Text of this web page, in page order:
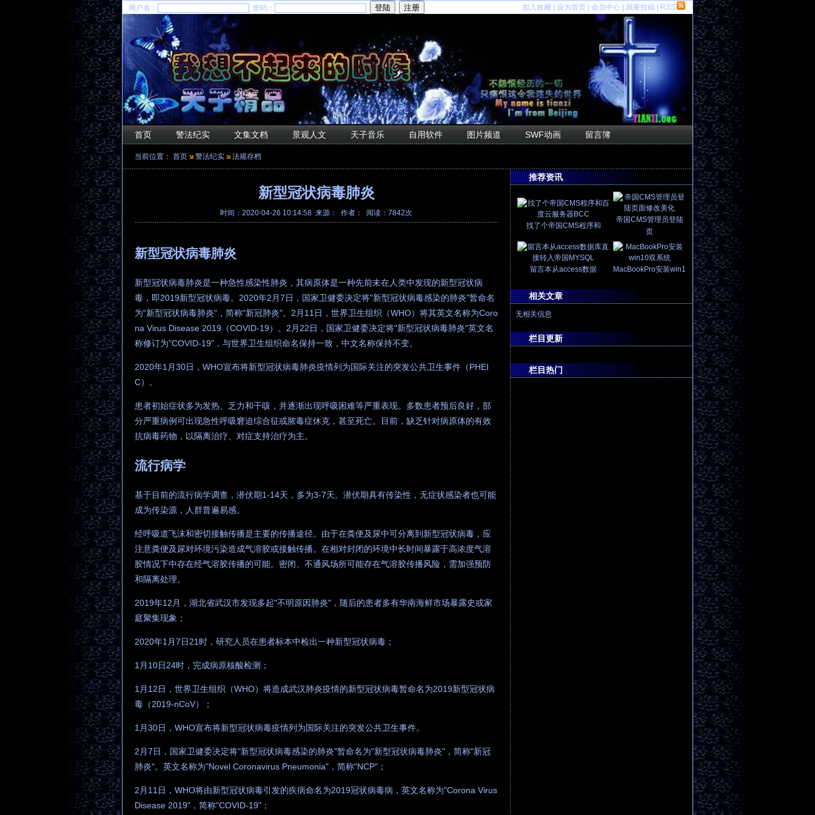
用户名： 密码： 加入收藏 设为首页 会员中心 我要投稿 RSS
首页 警法纪实 文集文档 景观人文 天子音乐 自用软件 图片频道 SWF动画 留言簿
当前位置： 首页 警法纪实 法规存档
新型冠状病毒肺炎
时间：2020-04-26 10:14:58 来源： 作者： 阅读：7842次
新型冠状病毒肺炎
新型冠状病毒肺炎是一种急性感染性肺炎，其病原体是一种先前未在人类中发现的新型冠状病
毒，即2019新型冠状病毒。2020年2月7日，国家卫健委决定将"新型冠状病毒感染的肺炎"暂命名
为"新型冠状病毒肺炎"，简称"新冠肺炎"。2月11日，世界卫生组织（WHO）将其英文名称为Coro
na Virus Disease 2019（COVID-19）。2月22日，国家卫健委决定将"新型冠状病毒肺炎"英文名
称修订为"COVID-19"，与世界卫生组织命名保持一致，中文名称保持不变。
2020年1月30日，WHO宣布将新型冠状病毒肺炎疫情列为国际关注的突发公共卫生事件（PHEI
C）。
患者初始症状多为发热、乏力和干咳，并逐渐出现呼吸困难等严重表现。多数患者预后良好，部
分严重病例可出现急性呼吸窘迫综合征或脓毒症休克，甚至死亡。目前，缺乏针对病原体的有效
抗病毒药物，以隔离治疗、对症支持治疗为主。
流行病学
基于目前的流行病学调查，潜伏期1-14天，多为3-7天。潜伏期具有传染性，无症状感染者也可能
成为传染源，人群普遍易感。
经呼吸道飞沫和密切接触传播是主要的传播途径。由于在粪便及尿中可分离到新型冠状病毒，应
注意粪便及尿对环境污染造成气溶胶或接触传播。在相对封闭的环境中长时间暴露于高浓度气溶
胶情况下中存在经气溶胶传播的可能。密闭、不通风场所可能存在气溶胶传播风险，需加强预防
和隔离处理。
2019年12月，湖北省武汉市发现多起"不明原因肺炎"，随后的患者多有华南海鲜市场暴露史或家
庭聚集现象；
2020年1月7日21时，研究人员在患者标本中检出一种新型冠状病毒；
1月10日24时，完成病原核酸检测；
1月12日，世界卫生组织（WHO）将造成武汉肺炎疫情的新型冠状病毒暂命名为2019新型冠状病
毒（2019-nCoV）；
1月30日，WHO宣布将新型冠状病毒疫情列为国际关注的突发公共卫生事件。
2月7日，国家卫健委决定将"新型冠状病毒感染的肺炎"暂命名为"新型冠状病毒肺炎"，简称"新冠
肺炎"。英文名称为"Novel Coronavirus Pneumonia"，简称"NCP"；
2月11日，WHO将由新型冠状病毒引发的疾病命名为2019冠状病毒病，英文名称为"Corona Virus
Disease 2019"，简称"COVID-19"；
推荐资讯
找了个帝国CMS程序和
帝国CMS管理员登陆
页
留言本从access数据 MacBookPro安装win1
相关文章
无相关信息
栏目更新
栏目热门